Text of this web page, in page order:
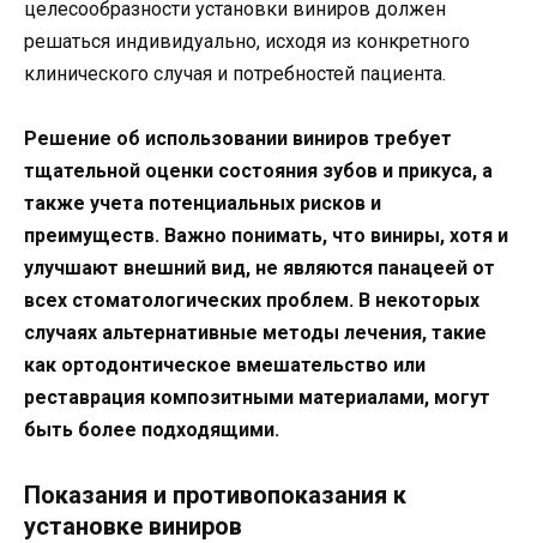
целесообразности установки виниров должен
решаться индивидуально, исходя из конкретного
клинического случая и потребностей пациента.
Решение об использовании виниров требует
тщательной оценки состояния зубов и прикуса, а
также учета потенциальных рисков и
преимуществ. Важно понимать, что виниры, хотя и
улучшают внешний вид, не являются панацеей от
всех стоматологических проблем. В некоторых
случаях альтернативные методы лечения, такие
как ортодонтическое вмешательство или
реставрация композитными материалами, могут
быть более подходящими.
Показания и противопоказания к
установке виниров